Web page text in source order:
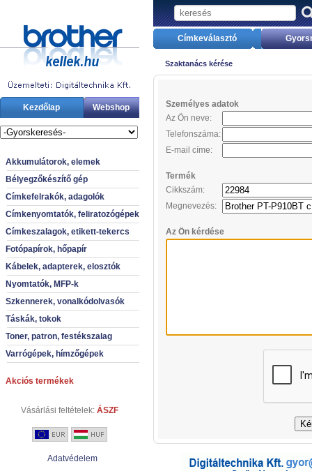
Kezdőlap Webshop
Akkumulátorok, elemek
Bélyegzőkészítő gép
Címkefelrakók, adagolók
Címkenyomtatók, feliratozógépek
Címkeszalagok, etikett-tekercs
Fotópapírok, hőpapír
Kábelek, adapterek, elosztók
Nyomtatók, MFP-k
Szkennerek, vonalkódolvasók
Táskák, tokok
Toner, patron, festékszalag
Varrógépek, hímzőgépek
Akciós termékek
Vásárlási feltételek: ÁSZF
Adatvédelem
Címkeválasztó
Szaktanács kérése
Személyes adatok
Az Ön neve:
Telefonszáma:
E-mail címe:
Termék
Cikkszám:
Megnevezés:
Az Ön kérdése